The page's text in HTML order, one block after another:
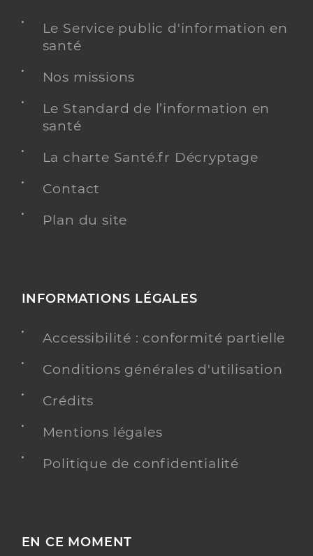
Le Service public d'information en
santé
Nos missions
Le Standard de l’information en
santé
La charte Santé.fr Décryptage
Contact
Plan du site
INFORMATIONS LÉGALES
Accessibilité : conformité partielle
Conditions générales d'utilisation
Crédits
Mentions légales
Politique de confidentialité
EN CE MOMENT